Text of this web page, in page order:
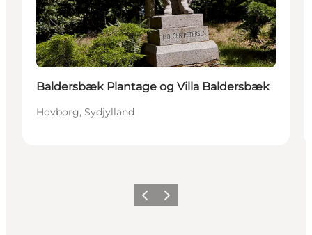
Baldersbæk Plantage og Villa Baldersbæk
Hovborg, Sydjylland
Forrige billede
Næste billede